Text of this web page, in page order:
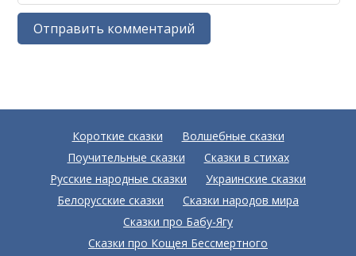
Короткие сказки
Волшебные сказки
Поучительные сказки
Сказки в стихах
Русские народные сказки
Украинские сказки
Белорусские сказки
Сказки народов мира
Сказки про Бабу-Ягу
Сказки про Кощея Бессмертного